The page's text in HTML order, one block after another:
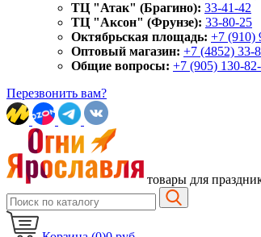
ТЦ "Атак" (Брагино): 33-41-42
ТЦ "Аксон" (Фрунзе): 33-80-25
Октябрьская площадь: +7 (910)
Оптовый магазин: +7 (4852) 33-
Общие вопросы: +7 (905) 130-
Перезвонить вам?
товары для